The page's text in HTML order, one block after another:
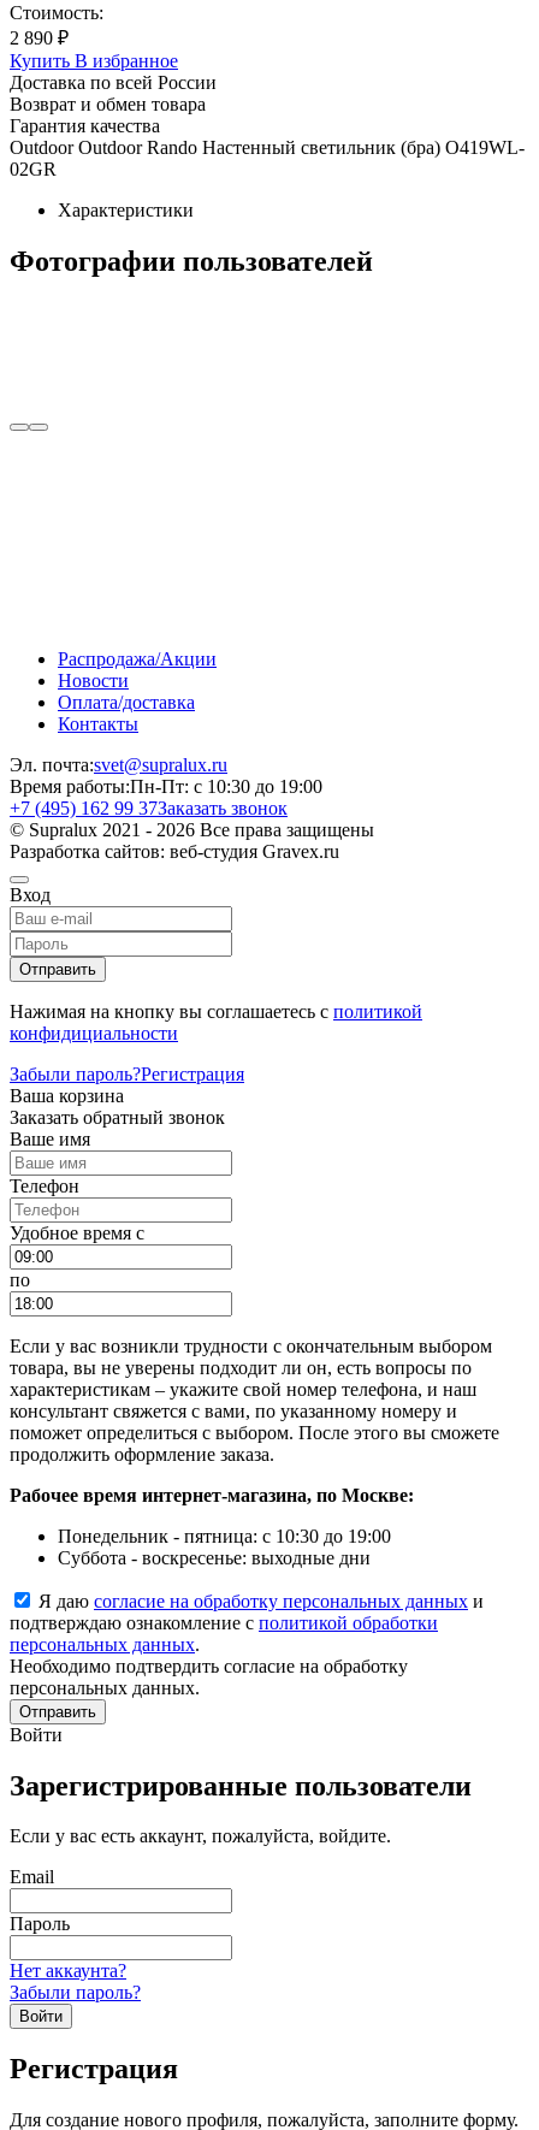
Стоимость:
2 890 ₽
Купить В избранное
Доставка по всей России
Возврат и обмен товара
Гарантия качества
Outdoor Outdoor Rando Настенный светильник (бра) O419WL-
02GR
Характеристики
Фотографии пользователей
Распродажа/Акции
Новости
Оплата/доставка
Контакты
Эл. почта:svet@supralux.ru
Время работы:Пн-Пт: с 10:30 до 19:00
+7 (495) 162 99 37Заказать звонок
© Supralux 2021 - 2026 Все права защищены
Разработка сайтов: веб-студия Gravex.ru
Вход
Отправить
Нажимая на кнопку вы соглашаетесь с политикой
конфидициальности
Забыли пароль?Регистрация
Ваша корзина
Заказать обратный звонок
Ваше имя
Телефон
Удобное время c
по
Если у вас возникли трудности с окончательным выбором
товара, вы не уверены подходит ли он, есть вопросы по
характеристикам – укажите свой номер телефона, и наш
консультант свяжется с вами, по указанному номеру и
поможет определиться с выбором. После этого вы сможете
продолжить оформление заказа.
Рабочее время интернет-магазина, по Москве:
Понедельник - пятница: с 10:30 до 19:00
Суббота - воскресенье: выходные дни
Я даю согласие на обработку персональных данных и
подтверждаю ознакомление с политикой обработки
персональных данных.
Необходимо подтвердить согласие на обработку
персональных данных.
Отправить
Войти
Зарегистрированные пользователи
Если у вас есть аккаунт, пожалуйста, войдите.
Email
Пароль
Нет аккаунта?
Забыли пароль?
Войти
Регистрация
Для создание нового профиля, пожалуйста, заполните форму.